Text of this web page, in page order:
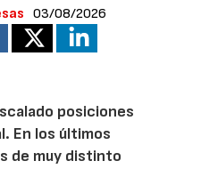
03/08/2026
posiciones
En los últimos
de muy distinto